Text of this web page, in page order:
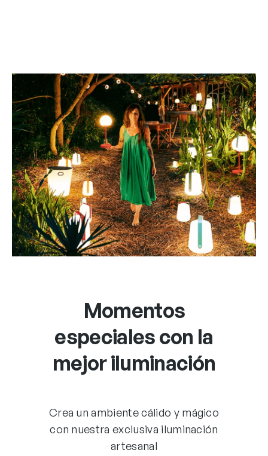
Momentos
especiales con la
mejor iluminación
Crea un ambiente cálido y mágico
con nuestra exclusiva iluminación
artesanal